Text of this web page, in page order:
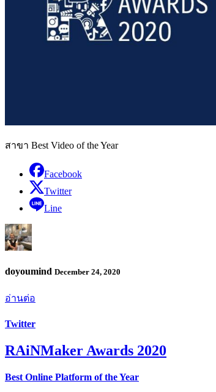
สาขา Best Video of the Year
Facebook
Twitter
Line
doyoumind December 24, 2020
อ่านต่อ
Twitter
RAiNMaker Awards 2020
Best Online Platform of the Year